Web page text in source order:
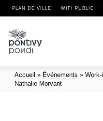
PLAN DE VILLE WIFI PUBLIC
Accueil » Événements »
Nathalie Morvant